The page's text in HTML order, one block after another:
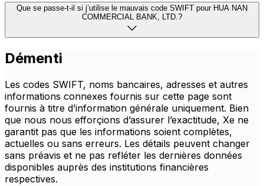
Que se passe-t-il si j’utilise le mauvais code SWIFT pour HUA NAN
COMMERCIAL BANK, LTD.?
Démenti
Les codes SWIFT, noms bancaires, adresses et autres
informations connexes fournis sur cette page sont
fournis à titre d’information générale uniquement. Bien
que nous nous efforçions d’assurer l’exactitude, Xe ne
garantit pas que les informations soient complètes,
actuelles ou sans erreurs. Les détails peuvent changer
sans préavis et ne pas refléter les dernières données
disponibles auprès des institutions financières
respectives.